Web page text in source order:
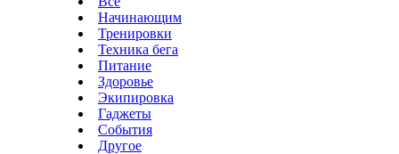
Начинающим
Тренировки
Техника бега
Питание
Здоровье
Экипировка
Гаджеты
События
Другое